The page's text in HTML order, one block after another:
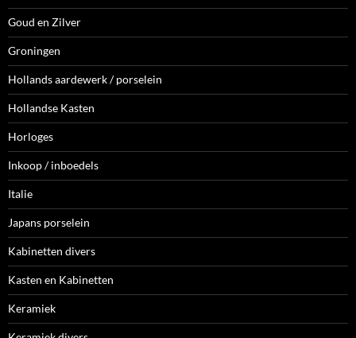
Goud en Zilver
Groningen
Hollands aardewerk / porselein
Hollandse Kasten
Horloges
Inkoop / inboedels
Italie
Japans porselein
Kabinetten divers
Kasten en Kabinetten
Keramiek